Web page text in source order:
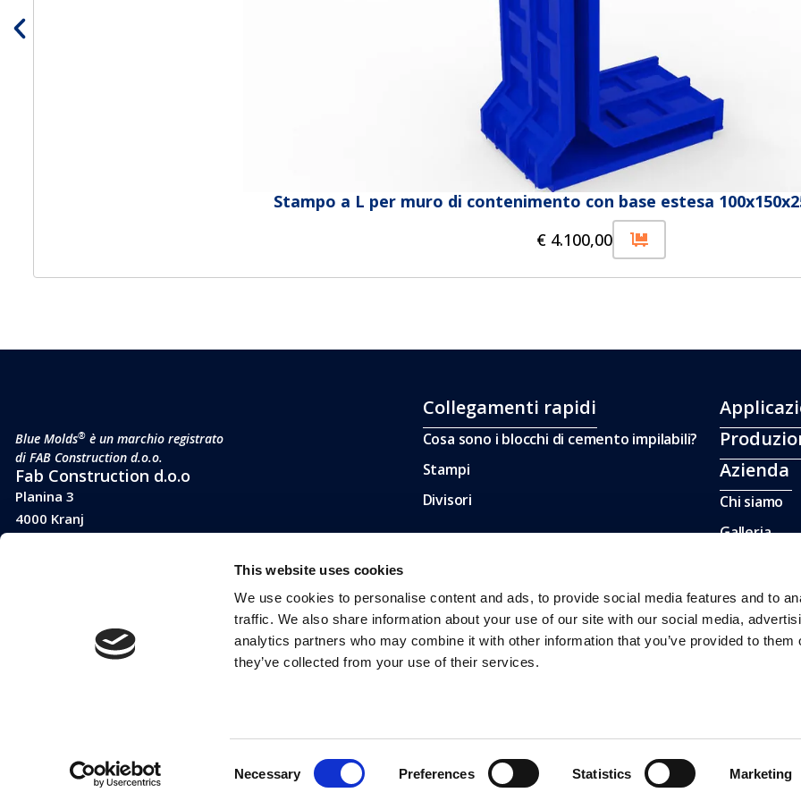
This website uses cookies
We use cookies to personalise content and ads, to provide social media features and to
traffic. We also share information about your use of our site with our social media,
analytics partners who may combine it with other information that you’ve provided to them
they’ve collected from your use of their services.
Selection
Necessary Preferences Statistics Marketing
Stampo a L per muro di contenimento con base estesa
€4.100,00
Blue Molds® è un marchio registrato
di FAB Construction d.o.o.
Fab Construction d.o.o
Planina 3
4000 Kranj
Collegamenti rapidi
Cosa sono i blocchi di cemento impilabili?
Stampi
Divisori
Azienda
Chi siamo
Galleria
© 2026 All Rights Reserved.